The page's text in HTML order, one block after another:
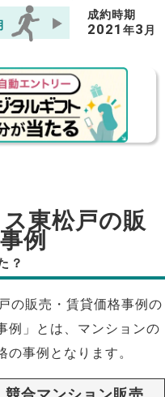
成約時期
2021 年3 月
東松戸の販
例
？
の販売・賃貸価格事例の
例」とは、マンションの
事例となります。